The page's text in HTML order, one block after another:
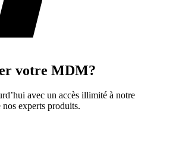
votre MDM?
avec un accès illimité à notre
experts produits.